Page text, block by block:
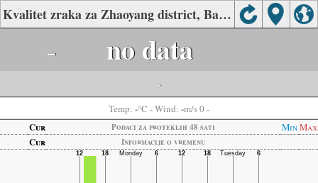
Kvalitet zraka za Zhaoyang district, Bazhong
- no data
-
Temp: -°C - Wind: -m/s 0 -
Cur
Podaci za proteklih 48 sati MinMax
Cur
Informacije o vremenu